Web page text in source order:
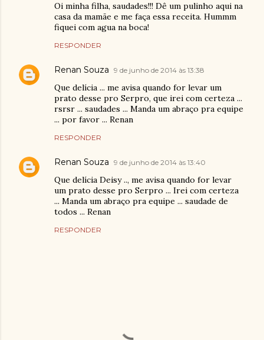
Oi minha filha, saudades!!! Dê um pulinho aqui na
casa da mamãe e me faça essa receita. Hummm
fiquei com agua na boca!
RESPONDER
Renan Souza 9 de junho de 2014 às 13:38
Que delícia ... me avisa quando for levar um
prato desse pro Serpro, que irei com certeza ...
rsrsr ... saudades ... Manda um abraço pra equipe
... por favor ... Renan
RESPONDER
Renan Souza 9 de junho de 2014 às 13:40
Que delícia Deisy .., me avisa quando for levar
um prato desse pro Serpro ... Irei com certeza
... Manda um abraço pra equipe ... saudade de
todos ... Renan
RESPONDER